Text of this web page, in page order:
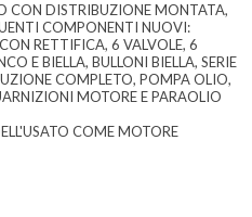
CON DISTRIBUZIONE MONTATA,
COMPONENTI NUOVI:
RETTIFICA, 6 VALVOLE, 6
E BIELLA, BULLONI BIELLA, SERIE
COMPLETO, POMPA OLIO,
MOTORE E PARAOLIO
COME MOTORE